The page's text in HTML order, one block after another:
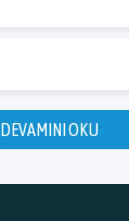
DEVAMINI OKU